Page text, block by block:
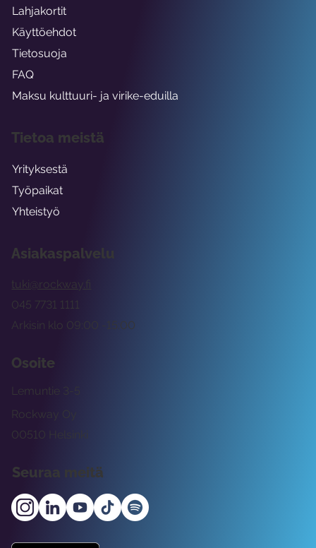
Asiakaspalvelu
tuki@rockway.fi
Arkisin klo 09:00 -15:00
045 7731 1111
Osoite
Rockway Oy
Lemuntie 3-5
00510 Helsinki
Seuraa meitä
Lahjakortit
Käyttöehdot
Tietosuoja
FAQ
Maksu kulttuuri- ja virike-eduilla
Tietoa meistä
Yrityksestä
Työpaikat
Yhteistyö